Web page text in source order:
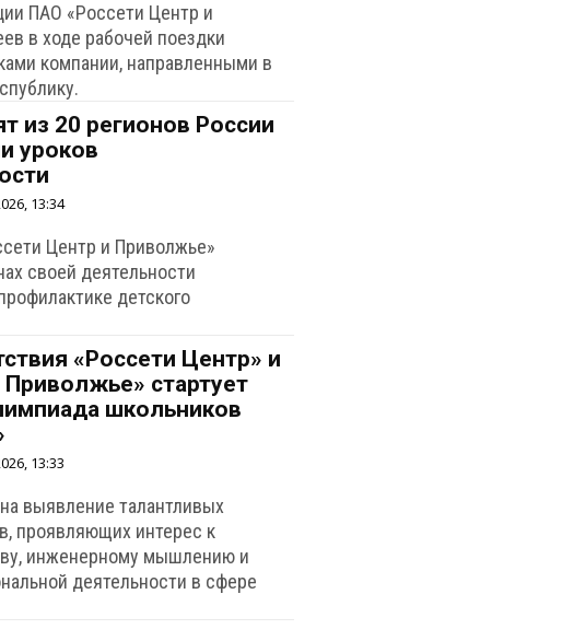
ПАО «Россети Центр и
в ходе рабочей поездки
компании, направленными в
из 20 регионов России
уроков
13:34
Центр и Приволжье»
своей деятельности
детского
«Россети Центр» и
стартует
школьников
13:33
выявление талантливых
проявляющих интерес к
инженерному мышлению и
деятельности в сфере